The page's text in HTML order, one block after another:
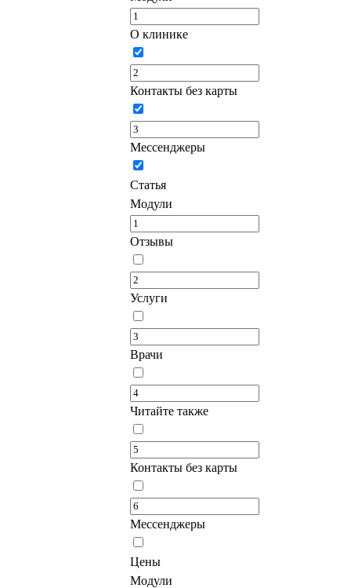
О клинике
Контакты без карты
Мессенджеры
Статья
Модули
Отзывы
Услуги
Врачи
Читайте также
Контакты без карты
Мессенджеры
Цены
Модули